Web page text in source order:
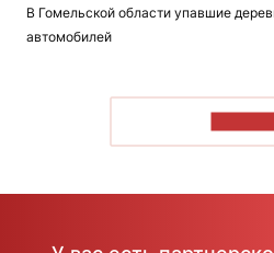
В Гомельской области упавшие
автомобилей